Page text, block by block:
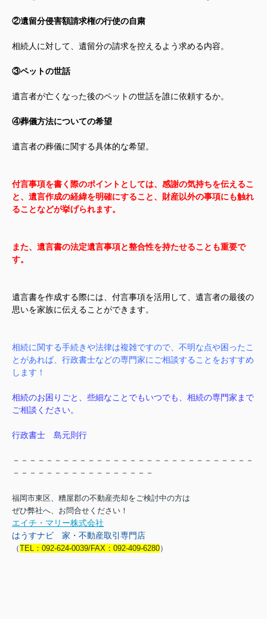
②遺留分侵害額請求権の行使の自粛
相続人に対して、遺留分の請求を控えるよう求める内容。
③ペットの世話
遺言者が亡くなった後のペットの世話を誰に依頼するか。
④葬儀方法についての希望
遺言者の葬儀に関する具体的な希望。
付言事項を書く際のポイントとしては、感謝の気持ちを伝えるこ
と、遺言作成の経緯を明確にすること、財産以外の事項にも触れ
ることなどが挙げられます。
また、遺言書の法定遺言事項と整合性を持たせることも重要で
す。
遺言書を作成する際には、付言事項を活用して、遺言者の最後の
思いを家族に伝えることができます。
相続に関する手続きや法律は複雑ですので、不明な点や困ったこ
とがあれば、行政書士などの専門家にご相談することをおすすめ
します！
相続のお困りごと、些細なことでもいつでも、相続の専門家まで
ご相談ください。
行政書士 島元則行
－－－－－－－－－－－－－－－－－－－－－－－－－－－－－
－－－－－－－－－－－－－－－－－
福岡市東区、糟屋郡の不動産売却をご検討中の方は
ぜひ弊社へ、お問合せください！
エイチ・マリー株式会社
はうすナビ 家・不動産取引専門店
（TEL：092-624-0039/FAX：092-409-6280）